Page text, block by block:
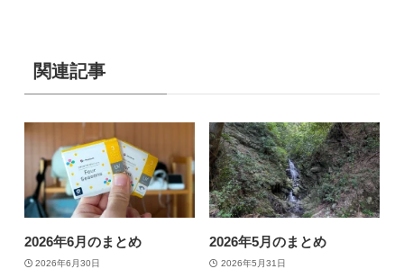
関連記事
2026年6月のまとめ
2026年6月30日
2026年5月のまとめ
2026年5月31日